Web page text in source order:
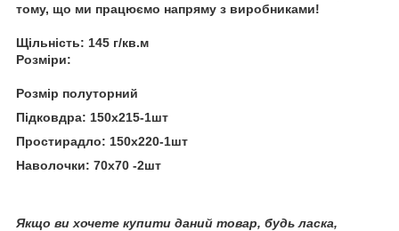
тому, що ми працюємо напряму з виробниками!
Щільність: 145 г/кв.м
Розміри:
Розмір полуторний
Підковдра: 150х215-1шт
Простирадло: 150х220-1шт
Наволочки: 70х70 -2шт
Якщо ви хочете купити даний товар, будь ласка,